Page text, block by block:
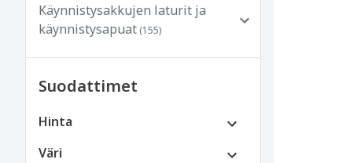
Käynnistysakkujen laturit ja
käynnistysapuat (155)
Suodattimet
Hinta
Väri